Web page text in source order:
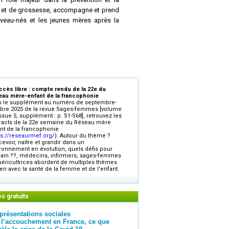
de grossesse, accompagne et prend
nés et les jeunes mères après la
dans les domaines de la clinique,
originaux, rédigés par des experts
thématique de référence et ses
de santé 2021 du meilleur
à la revue Sages-femmes pour
pluridisciplinaire
libre : compte rendu de la 22e du
mère-enfant de la francophonie
le supplément au numéro de septembre-
2025 de la revue Sages-femmes [volume
5, supplément : p. S1-S68], retrouvez les
de la 22e semaine du Réseau mère
de la francophonie
reseaurmef.org/). Autour du thème ?
naître et grandir dans un
en évolution, quels défis pour
??, médecins, infirmiers, sages-femmes
abordent de multiples thèmes
avec la santé de la femme et de l'enfant.
gratuits
sociales
en France, ce que